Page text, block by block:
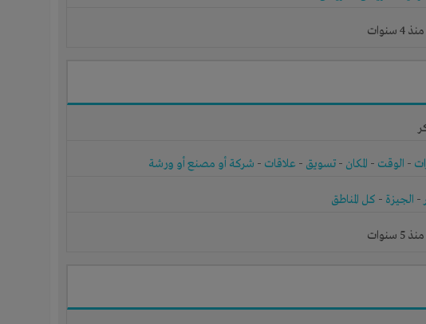
- الوقت - المكان - تسويق - علاقات - شركة أو مصنع أو ورشة
- الجيزة - كل المناطق